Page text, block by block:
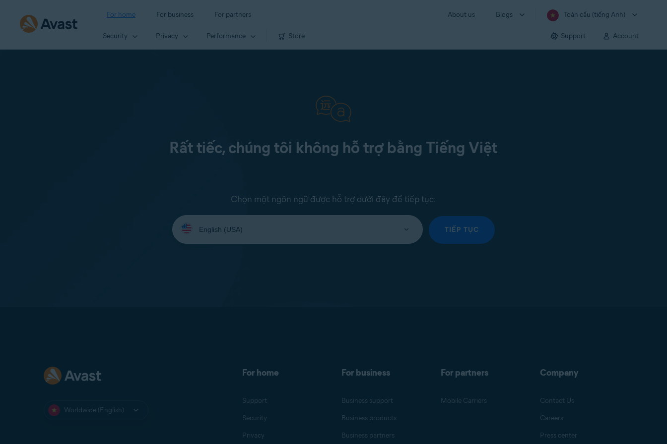
For home For business For partners About us Blogs Toàn cầu (tiếng Anh)
Security Privacy Performance Store Support Account
Rất tiếc, chúng tôi không hỗ trợ bằng Tiếng Việt
Chọn một ngôn ngữ được hỗ trợ dưới đây để tiếp tục:
Select
your
language:
TIẾP TỤC
Worldwide (English)
For home
Support
Security
Privacy
For business
Business support
Business products
Business partners
For partners
Mobile Carriers
Company
Contact Us
Careers
Press center